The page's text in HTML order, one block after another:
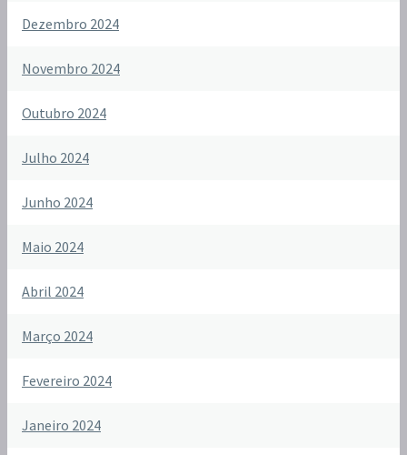
Dezembro 2024
Novembro 2024
Outubro 2024
Julho 2024
Junho 2024
Maio 2024
Abril 2024
Março 2024
Fevereiro 2024
Janeiro 2024